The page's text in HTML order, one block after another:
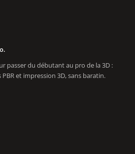
passer du débutant au pro de la 3D :
et impression 3D, sans baratin.